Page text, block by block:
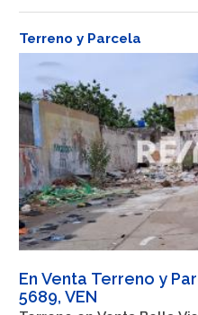
Terreno y Parcela
En Venta Terreno y
5689, VEN